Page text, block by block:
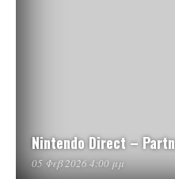
Nintendo Direct –
05 Φεβ 2026 4:00 μμ